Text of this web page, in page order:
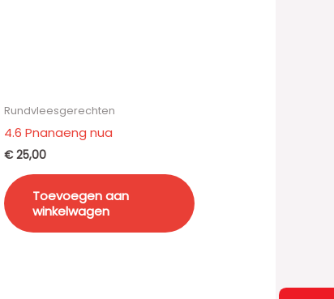
Rundvleesgerechten
4.6 Pnanaeng nua
€25,00
Toevoegen aan
winkelwagen